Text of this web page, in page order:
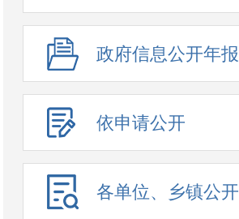
政府信息公开年报
依申请公开
各单位、乡镇公开